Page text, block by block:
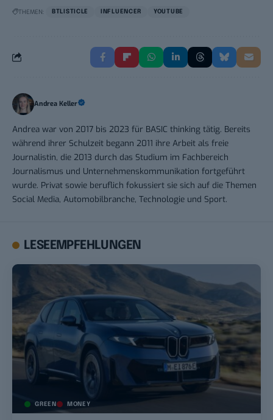
THEMEN: BTLISTICLE INFLUENCER YOUTUBE
Andrea Keller
Andrea war von 2017 bis 2023 für BASIC thinking tätig. Bereits
während ihrer Schulzeit begann 2011 ihre Arbeit als freie
Journalistin, die 2013 durch das Studium im Fachbereich
Journalismus und Unternehmenskommunikation fortgeführt
wurde. Privat sowie beruflich fokussiert sie sich auf die Themen
Social Media, Automobilbranche, Technologie und Sport.
LESEEMPFEHLUNGEN
GREEN MONEY